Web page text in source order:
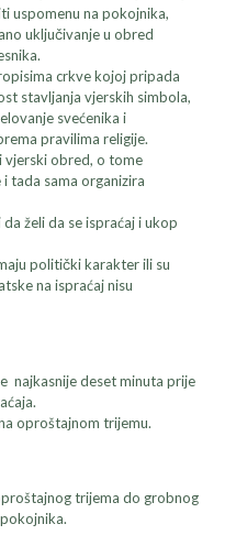
uspomenu na pokojnika,
uključivanje u obred
crkve kojoj pripada
stavljanja vjerskih simbola,
svećenika i
pravilima religije.
vjerski obred, o tome
tada sama organizira
želi da se ispraćaj i ukop
politički karakter ili su
na ispraćaj nisu
najkasnije deset minuta prije
oproštajnom trijemu.
trijema do grobnog